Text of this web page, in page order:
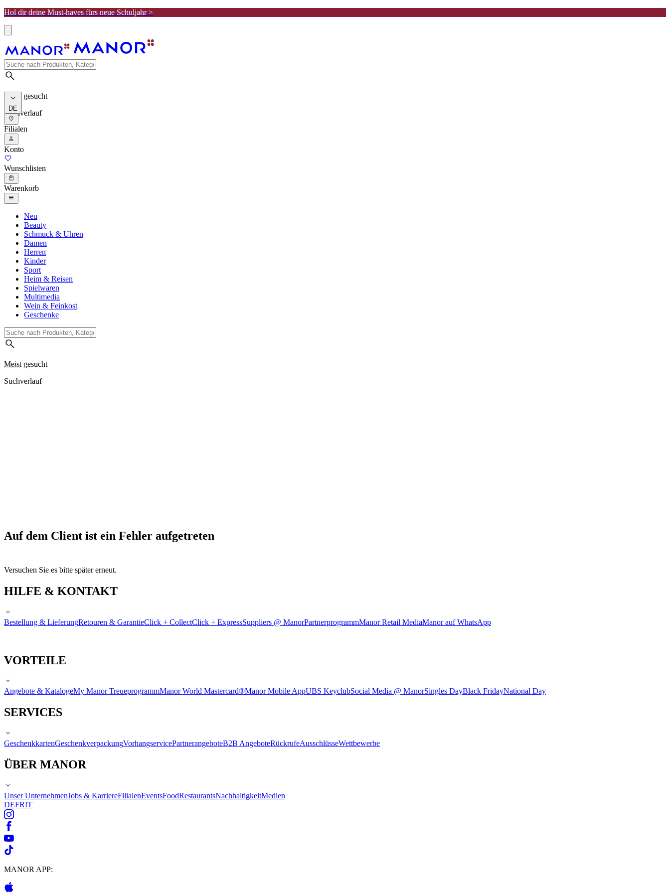
Hol dir deine Must-haves fürs neue Schuljahr >
Meist gesucht
Suchverlauf
DE
Filialen
Konto
Wunschlisten
Warenkorb
Neu
Beauty
Schmuck & Uhren
Damen
Herren
Kinder
Sport
Heim & Reisen
Spielwaren
Multimedia
Wein & Feinkost
Geschenke
Meist gesucht
Suchverlauf
Auf dem Client ist ein Fehler aufgetreten
Versuchen Sie es bitte später erneut.
HILFE & KONTAKT
Bestellung & LieferungRetouren & GarantieClick + CollectClick + ExpressSuppliers @ ManorPartnerprogrammManor Retail MediaManor auf WhatsApp
VORTEILE
Angebote & KatalogeMy Manor TreueprogrammManor World Mastercard®Manor Mobile AppUBS KeyclubSocial Media @ ManorSingles DayBlack FridayNational Day
SERVICES
GeschenkkartenGeschenkverpackungVorhangservicePartnerangeboteB2B AngeboteRückrufeAusschlüsseWettbewerbe
ÜBER MANOR
Unser UnternehmenJobs & KarriereFilialenEventsFoodRestaurantsNachhaltigkeitMedien
DEFRIT
MANOR APP: